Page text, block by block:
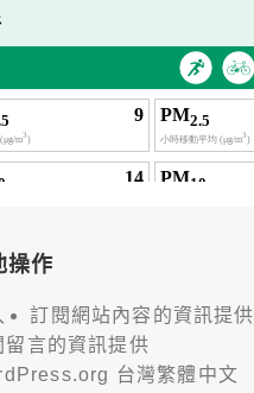
操作
訂閱網站內容的資訊提供
留言的資訊提供
台灣繁體中文